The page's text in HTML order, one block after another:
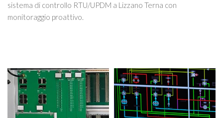
sistema di controllo RTU/UPDM a Lizzano Terna con
monitoraggio proattivo.